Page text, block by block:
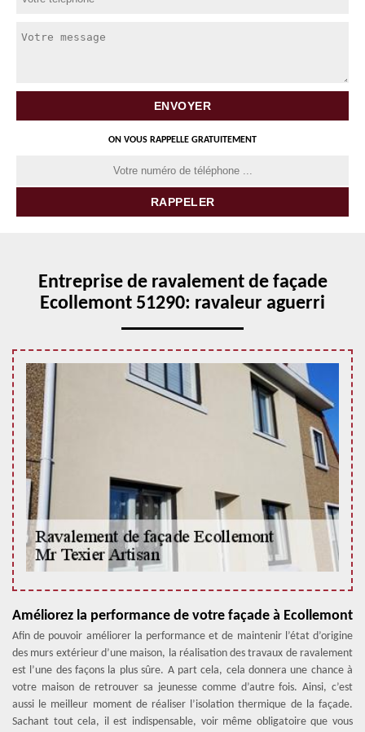
ON VOUS RAPPELLE GRATUITEMENT
Entreprise de ravalement de façade
Ecollemont 51290: ravaleur aguerri
Améliorez la performance de votre façade à Ecollemont
Afin de pouvoir améliorer la performance et de maintenir l’état d’origine
des murs extérieur d’une maison, la réalisation des travaux de ravalement
est l’une des façons la plus sûre. A part cela, cela donnera une chance à
votre maison de retrouver sa jeunesse comme d’autre fois. Ainsi, c’est
aussi le meilleur moment de réaliser l’isolation thermique de la façade.
Sachant tout cela, il est indispensable, voir même obligatoire que vous